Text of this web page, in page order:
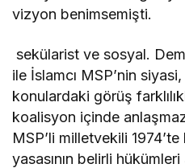
vizyon benimsemişti.
sekülarist ve sosyal.
ile İslamcı MSP’nin
konulardaki görüş
koalisyon içinde
MSP’li milletvekili
yasasının belirli